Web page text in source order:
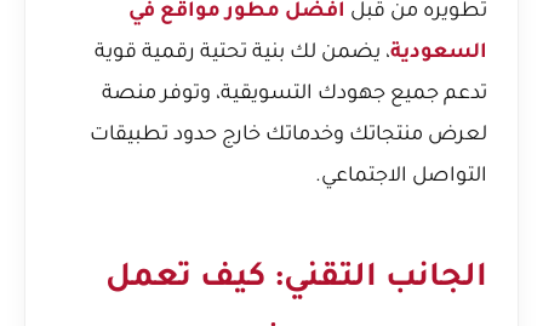
تطويره من قبل افضل مطور مواقع في
السعودية، يضمن لك بنية تحتية رقمية قوية
تدعم جميع جهودك التسويقية، وتوفر منصة
لعرض منتجاتك وخدماتك خارج حدود تطبيقات
التواصل الاجتماعي.
الجانب التقني: كيف تعمل